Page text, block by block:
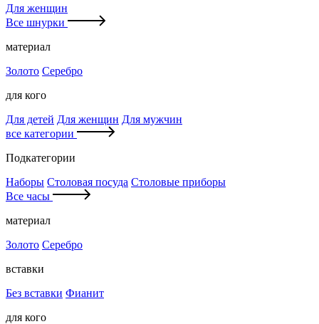
Для женщин
Все шнурки
материал
Золото Серебро
для кого
Для детей Для женщин Для мужчин
все категории
Подкатегории
Наборы Столовая посуда Столовые приборы
Все часы
материал
Золото Серебро
вставки
Без вставки Фианит
для кого